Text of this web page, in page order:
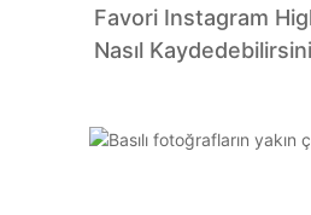
Favori Instagram
Nasıl